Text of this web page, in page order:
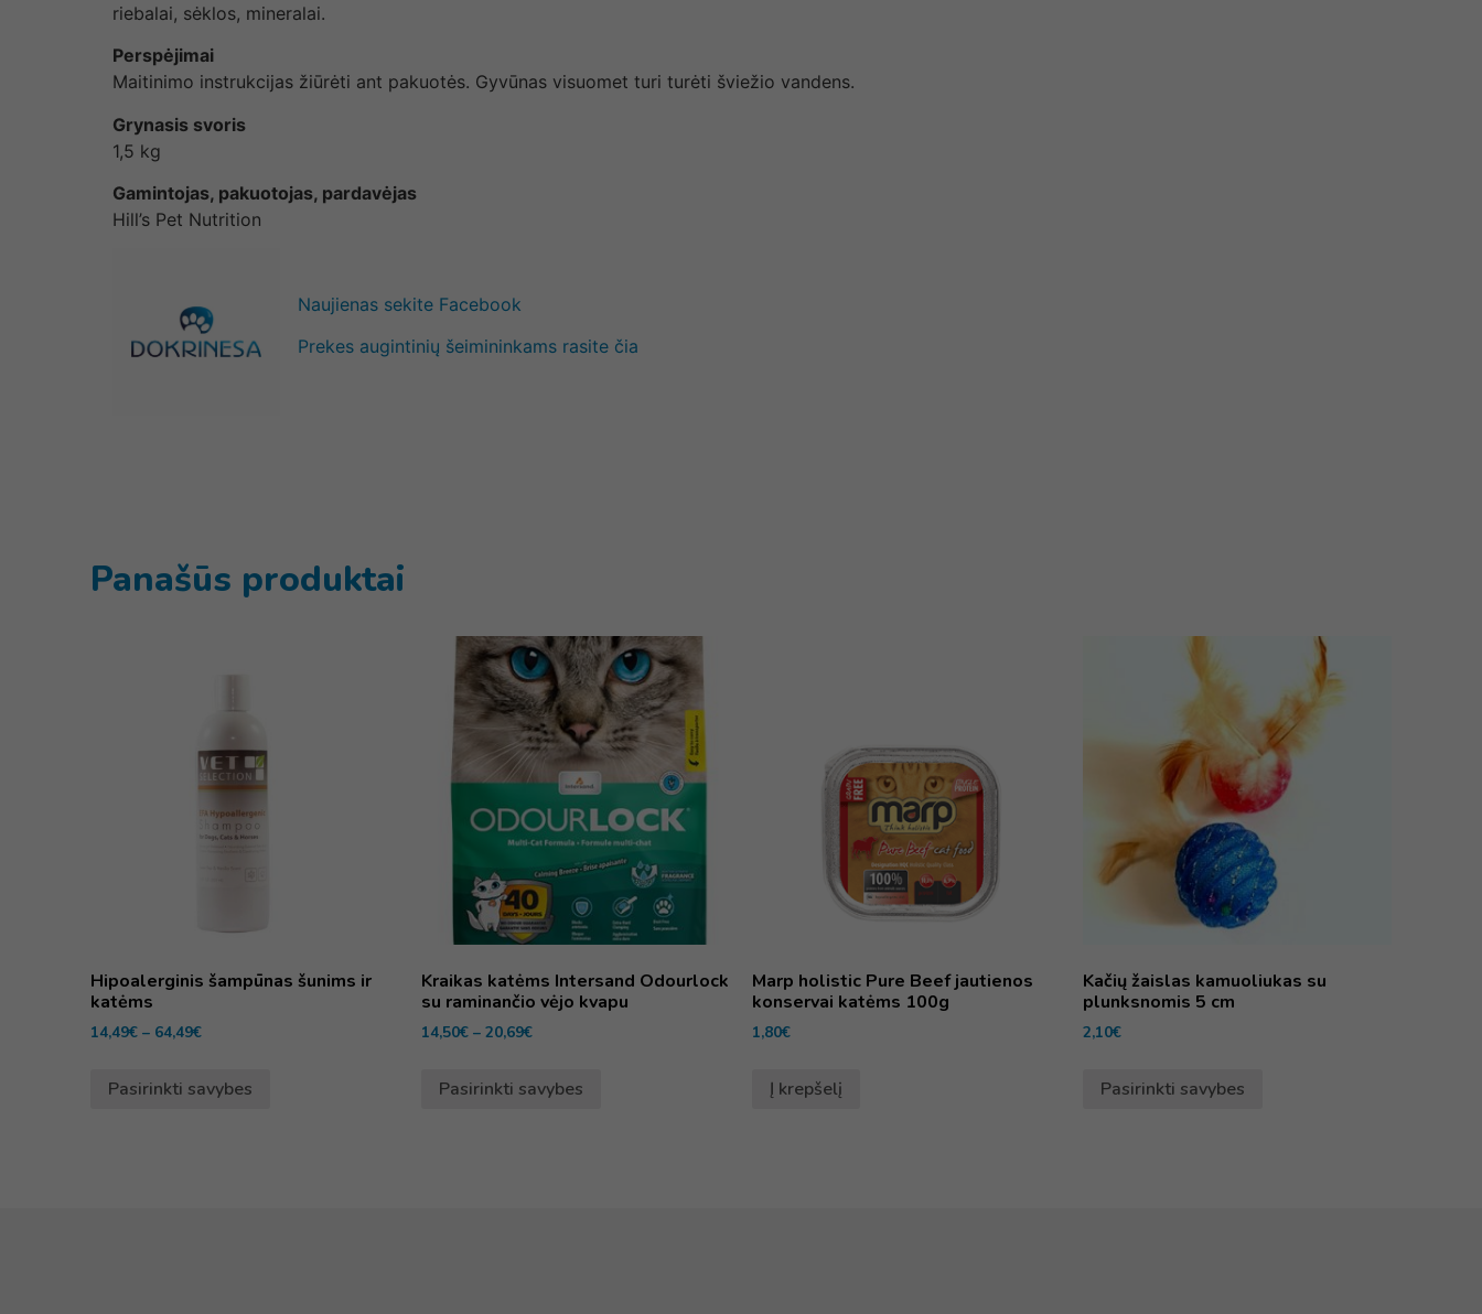
riebalai, sėklos, mineralai.
Perspėjimai
Maitinimo instrukcijas žiūrėti ant pakuotės. Gyvūnas visuomet turi turėti šviežio vandens.
Grynasis svoris
1,5 kg
Gamintojas, pakuotojas, pardavėjas
Hill’s Pet Nutrition
Naujienas sekite Facebook
Prekes augintinių šeimininkams rasite čia
Panašūs produktai
Hipoalerginis šampūnas šunims ir
katėms
14,49€ – 64,49€
Pasirinkti savybes
Kraikas katėms Intersand Odourlock
su raminančio vėjo kvapu
14,50€ – 20,69€
Pasirinkti savybes
Marp holistic Pure Beef jautienos
konservai katėms 100g
1,80€
Į krepšelį
Kačių žaislas kamuoliukas su
plunksnomis 5 cm
2,10€
Pasirinkti savybes